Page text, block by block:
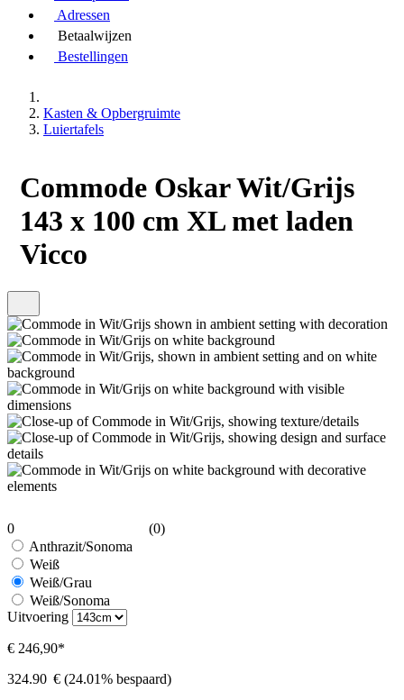
Adressen
Betaalwijzen
Bestellingen
Kasten & Opbergruimte
Luiertafels
Commode Oskar Wit/Grijs
143 x 100 cm XL met laden
Vicco
0
(0)
Anthrazit/Sonoma
Weiß
Weiß/Grau
Weiß/Sonoma
Uitvoering
€ 246,90*
324.90 € (24.01% bespaard)